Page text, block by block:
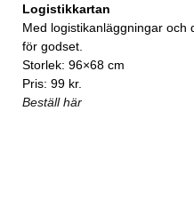
Logistikkartan
Med logistikanläggningar och
för godset.
Storlek: 96×68 cm
Pris: 99 kr.
Beställ här